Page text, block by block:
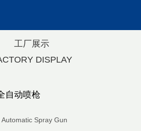
工厂展示
DISPLAY
自动喷枪
Spray Gun